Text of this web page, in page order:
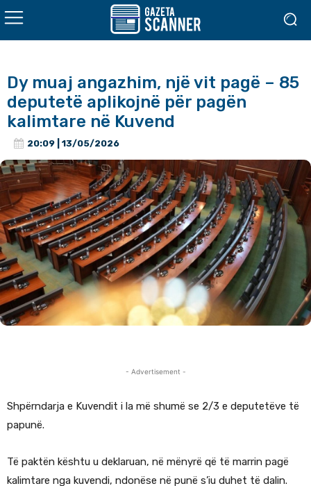
Dy muaj angazhim, një vit pagë – 85
deputetë aplikojnë për pagën
kalimtare në Kuvend
20:09 | 13/05/2026
- Advertisement -
Shpërndarja e Kuvendit i la më shumë se 2/3 e deputetëve të
papunë.
Të paktën kështu u deklaruan, në mënyrë që të marrin pagë
kalimtare nga kuvendi, ndonëse në punë s’iu duhet të dalin.